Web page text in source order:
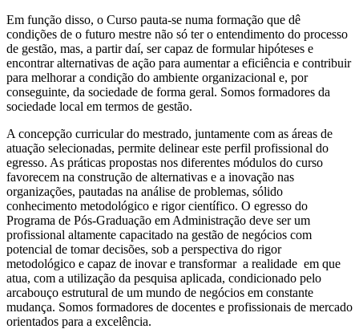
Em função disso, o Curso pauta-se numa formação que dê
condições de o futuro mestre não só ter o entendimento do processo
de gestão, mas, a partir daí, ser capaz de formular hipóteses e
encontrar alternativas de ação para aumentar a eficiência e contribuir
para melhorar a condição do ambiente organizacional e, por
conseguinte, da sociedade de forma geral. Somos formadores da
sociedade local em termos de gestão.
A concepção curricular do mestrado, juntamente com as áreas de
atuação selecionadas, permite delinear este perfil profissional do
egresso. As práticas propostas nos diferentes módulos do curso
favorecem na construção de alternativas e a inovação nas
organizações, pautadas na análise de problemas, sólido
conhecimento metodológico e rigor científico. O egresso do
Programa de Pós-Graduação em Administração deve ser um
profissional altamente capacitado na gestão de negócios com
potencial de tomar decisões, sob a perspectiva do rigor
metodológico e capaz de inovar e transformar a realidade em que
atua, com a utilização da pesquisa aplicada, condicionado pelo
arcabouço estrutural de um mundo de negócios em constante
mudança. Somos formadores de docentes e profissionais de mercado
orientados para a excelência.